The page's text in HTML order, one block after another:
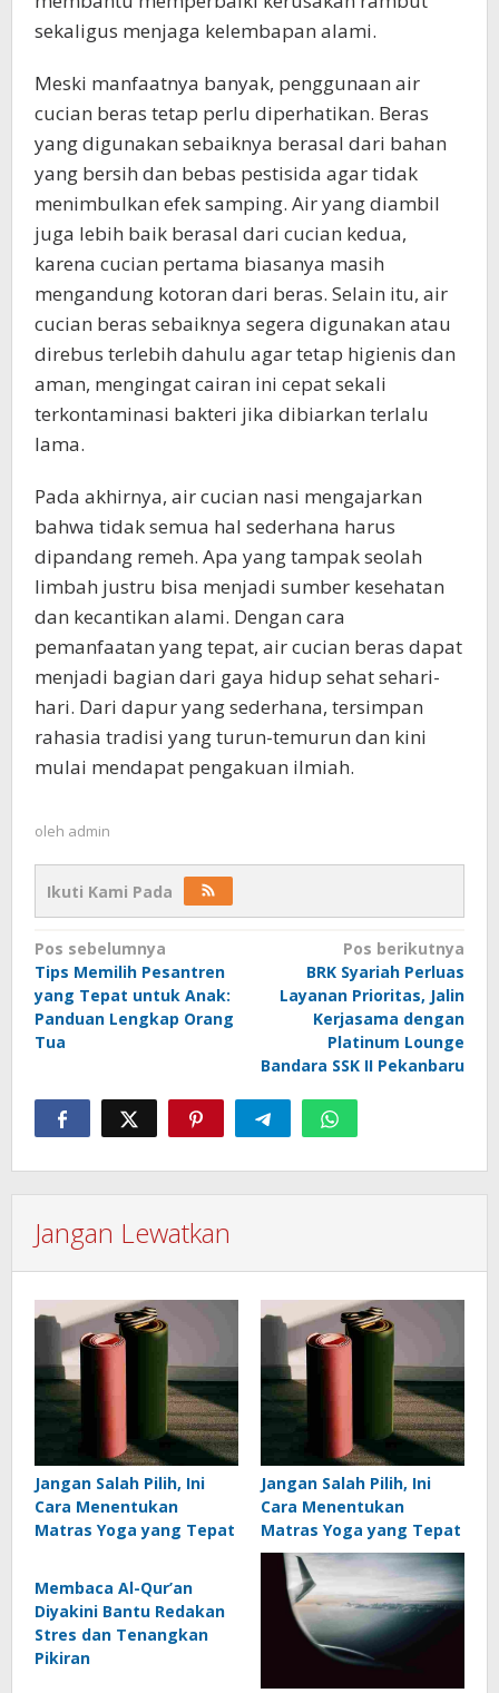
sekaligus menjaga kelembapan alami.
Meski manfaatnya banyak, penggunaan air
cucian beras tetap perlu diperhatikan. Beras
yang digunakan sebaiknya berasal dari bahan
yang bersih dan bebas pestisida agar tidak
menimbulkan efek samping. Air yang diambil
juga lebih baik berasal dari cucian kedua,
karena cucian pertama biasanya masih
mengandung kotoran dari beras. Selain itu, air
cucian beras sebaiknya segera digunakan atau
direbus terlebih dahulu agar tetap higienis dan
aman, mengingat cairan ini cepat sekali
terkontaminasi bakteri jika dibiarkan terlalu
lama.
Pada akhirnya, air cucian nasi mengajarkan
bahwa tidak semua hal sederhana harus
dipandang remeh. Apa yang tampak seolah
limbah justru bisa menjadi sumber kesehatan
dan kecantikan alami. Dengan cara
pemanfaatan yang tepat, air cucian beras dapat
menjadi bagian dari gaya hidup sehat sehari-
hari. Dari dapur yang sederhana, tersimpan
rahasia tradisi yang turun-temurun dan kini
mulai mendapat pengakuan ilmiah.
oleh admin
Ikuti Kami Pada
Navigasi
pos
Pos sebelumnya
Tips Memilih Pesantren
yang Tepat untuk Anak:
Panduan Lengkap Orang
Tua
Pos berikutnya
BRK Syariah Perluas
Layanan Prioritas, Jalin
Kerjasama dengan
Platinum Lounge
Bandara SSK II Pekanbaru
Jangan Lewatkan
Jangan Salah Pilih, Ini
Cara Menentukan
Matras Yoga yang Tepat
Jangan Salah Pilih, Ini
Cara Menentukan
Matras Yoga yang Tepat
Membaca Al-Qur’an
Diyakini Bantu Redakan
Stres dan Tenangkan
Pikiran